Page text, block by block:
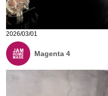
2026/03/01
Magenta 4